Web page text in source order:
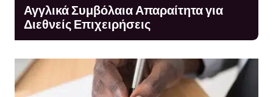
Αγγλικά Συμβόλαια Απαραίτητα για
Διεθνείς Επιχειρήσεις